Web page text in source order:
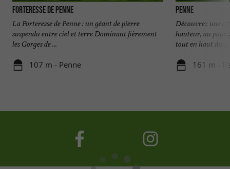
Forteresse de Penne
La Forteresse de Penne : un géant de pierre
suspendu entre ciel et terre Dominant fièrement
les Gorges de ...
107 m - Penne
Penne
Découvrez une
hauteur, au pays
tout en haut du ...
161 m -